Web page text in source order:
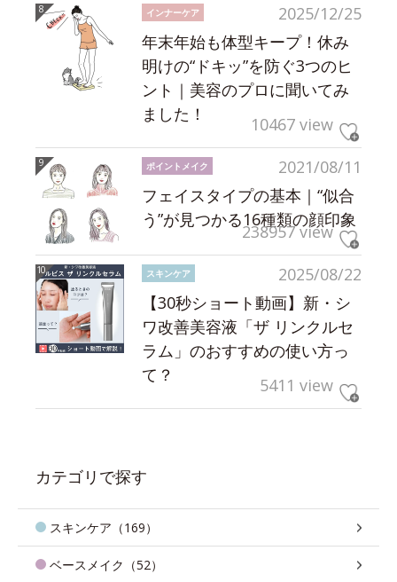
2025/12/25
インナーケア
年末年始も体型キープ！休み
明けの“ドキッ”を防ぐ3つのヒ
ント｜美容のプロに聞いてみ
ました！
10467 view
2021/08/11
ポイントメイク
フェイスタイプの基本｜“似合
う”が見つかる16種類の顔印象
238957 view
2025/08/22
スキンケア
【30秒ショート動画】新・シ
ワ改善美容液「ザ リンクルセ
ラム」のおすすめの使い方っ
て？
5411 view
カテゴリで探す
スキンケア（169）
ベースメイク（52）